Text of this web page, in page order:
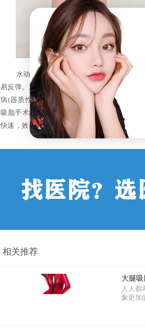
水动力大腿吸脂恢复快，它在精确瓦解人
易反弹。水动力大腿吸脂适合的人是在年龄
病(器质性的心肺疾病;严重的药物过敏史;血
吸脂手术的。水动力吸脂手术能快速的减掉
快速，效果明显，风险也很小。
相关推荐
大腿
人人都
象更加